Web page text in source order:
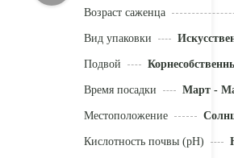
Возраст саженца
Вид упаковки
Подвой
Время посадки Март -
Местоположение
Кислотность почвы (pH)